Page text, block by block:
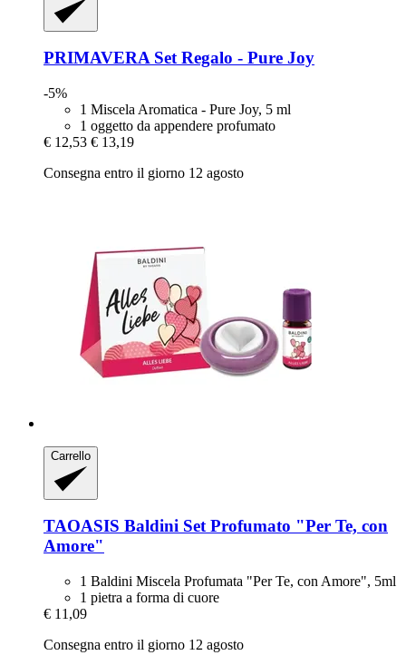
PRIMAVERASet Regalo -​ Pure Joy
-5%
1 Miscela Aromatica - Pure Joy, 5 ml
1 oggetto da appendere profumato
€ 12,53 € 13,19
Consegna entro il giorno 12 agosto
Carrello
TAOASIS Baldini Set Profumato "Per Te, con
Amore"
1 Baldini Miscela Profumata "Per Te, con Amore", 5ml
1 pietra a forma di cuore
€ 11,09
Consegna entro il giorno 12 agosto